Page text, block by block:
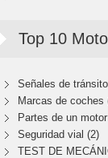
Top 10
Señales de
Marcas de coches
Partes de un
Seguridad vial (2)
TEST DE